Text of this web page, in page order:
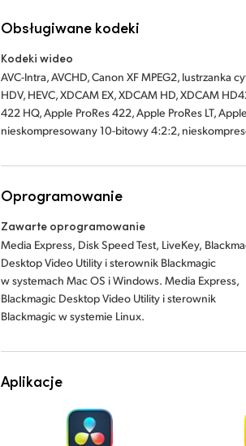
Obsługiwane kodeki
Kodeki wideo
AVC-Intra, AVCHD, Canon XF MPEG2, lustrzanka
HDV, HEVC, XDCAM EX, XDCAM HD, XDCAM
422 HQ, Apple ProRes 422, Apple ProRes LT,
nieskompresowany 10-bitowy 4:2:2,
Oprogramowanie
Zawarte oprogramowanie
Media Express, Disk Speed Test, LiveKey,
Desktop Video Utility i sterownik Blackmagic
w systemach Mac OS i Windows. Media Express,
Blackmagic Desktop Video Utility i sterownik
Blackmagic w systemie Linux.
Aplikacje